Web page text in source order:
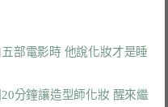
部電影時 他說化妝才是睡
分鐘讓造型師化妝 醒來繼